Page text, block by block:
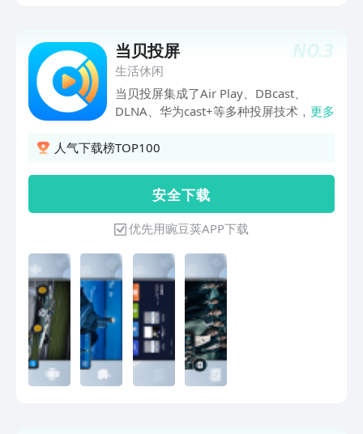
讯视频！何广智回归，瞿颖舌战小四爷全
场爆笑。《开始推理吧 第4季》动物塑副
本上线！推团秉烛夜话恐怖怪谈，下一秒
天降“残肢”，刘宇宁大惊失色嗷嗷叫，章
若楠吓得跳进金靖怀里！张凌赫、丁程
鑫、周柯宇表情包大赏可爱值超标！《寒
掀“寒战”狂潮，吴彦祖、刘俊谦正邪对
决，权斗天花板再升级！《10间敢死
队》喜剧人绝境笑对人生，绝症患者组队
实现遗愿清单《今晚正好》马思纯、陈昊
2》国漫神番回归，暑期必看！《完美世
界·剧场版》黑暗大劫降下，仙古终章，
悲壮奏响！《谷雨街后巷》穿过现实的迷
宫，欢迎光临“谷雨街后巷”。《南戏》民
国乱世迷局，一尊玉佛头牵出兄弟相杀的
宿命。《盲盒》人性盲盒善恶两面！五段
人生，每次开启都是隐藏款 《吾凰在上
之凤御四方》现代少女误入玄机界，觉醒
NO.3
当贝投屏
生活休闲
当贝投屏集成了Air Play、DBcast、
DLNA、华为cast+等多种投屏技术，为移
支持爱奇艺、优酷、等数十款主流视频软
更多
人气下载榜TOP100
安 全 下 载
优先用豌豆荚APP下载